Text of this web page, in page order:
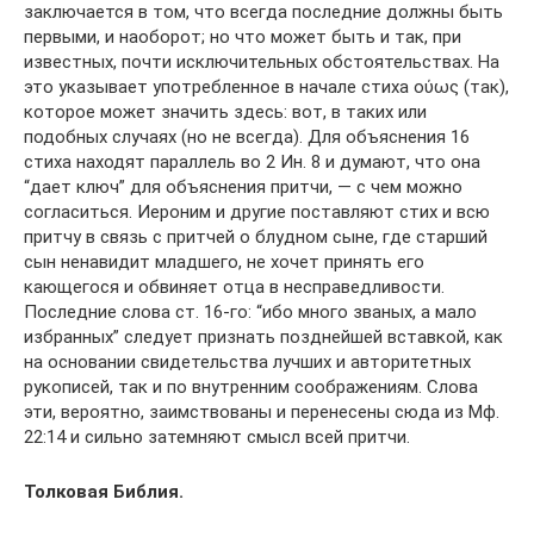
заключается в том, что всегда последние должны быть
первыми, и наоборот; но что может быть и так, при
известных, почти исключительных обстоятельствах. На
это указывает употребленное в начале стиха ούως (так),
которое может значить здесь: вот, в таких или
подобных случаях (но не всегда). Для объяснения 16
стиха находят параллель во 2 Ин. 8 и думают, что она
“дает ключ” для объяснения притчи, — с чем можно
согласиться. Иероним и другие поставляют стих и всю
притчу в связь с притчей о блудном сыне, где старший
сын ненавидит младшего, не хочет принять его
кающегося и обвиняет отца в несправедливости.
Последние слова ст. 16-го: “ибо много званых, а мало
избранных” следует признать позднейшей вставкой, как
на основании свидетельства лучших и авторитетных
рукописей, так и по внутренним соображениям. Слова
эти, вероятно, заимствованы и перенесены сюда из Мф.
22:14 и сильно затемняют смысл всей притчи.
Толковая Библия.